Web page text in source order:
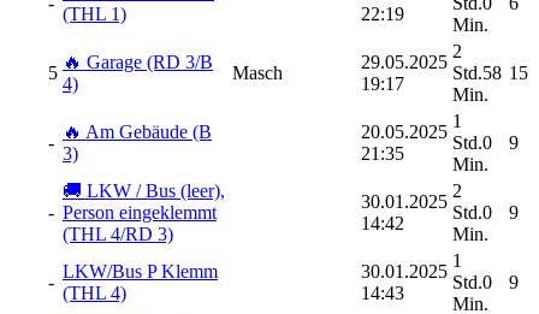
(THL 1)
22:19
Min.
5
🔥 Garage (RD 3/B
4)
Masch
29.05.2025
19:17
2
Std.58
Min.
15
-
🔥 Am Gebäude (B
3)
20.05.2025
21:35
1
Std.0
Min.
9
-
🚚 LKW / Bus (leer),
Person eingeklemmt
(THL 4/RD 3)
30.01.2025
14:42
2
Std.0
Min.
9
-
LKW/Bus P Klemm
(THL 4)
30.01.2025
14:43
1
Std.0
Min.
9